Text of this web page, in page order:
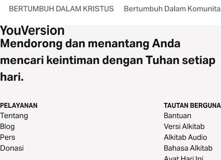
BERTUMBUH DALAM KRISTUS Bertumbuh Dalam
Mendorong dan menantang Anda
mencari keintiman dengan Tuhan setiap
hari.
PELAYANAN
Tentang
Blog
Pers
Donasi
TAUTAN BERGUNA
Bantuan
Versi Alkitab
Alkitab Audio
Bahasa Alkitab